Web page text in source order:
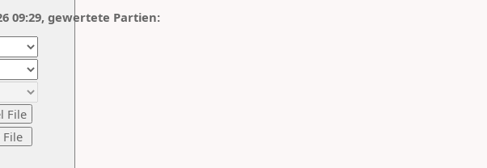
09:29, gewertete Partien: